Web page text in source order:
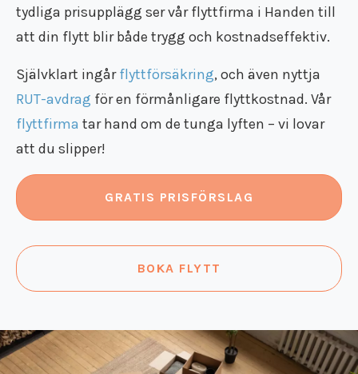
Flyttfirma Gnesta
Flyttfirma Gränna
Flyttfirma Göteborg Stockholm
Flyttfirma Hallsberg
Flyttfirma Haninge
Flyttfirma Huddinge
Flyttfirma Kungsör
Flyttfirma Köpenhamn
Flyttfirma Malmköping
Flyttfirma Malmö Stockholm
Flyttstädning Södermanland
tydliga prisupplägg ser vårflyttfirma i Handen till
att din flytt blir både trygg och kostnadseffektiv.
Självklart ingårflyttförsäkring, och även nyttja
RUT-avdrag för en förmånligare flyttkostnad. Vår
flyttfirma tar hand om de tunga lyften – vi lovar
att du slipper!
GRATIS PRISFÖRSLAG
BOKA FLYTT